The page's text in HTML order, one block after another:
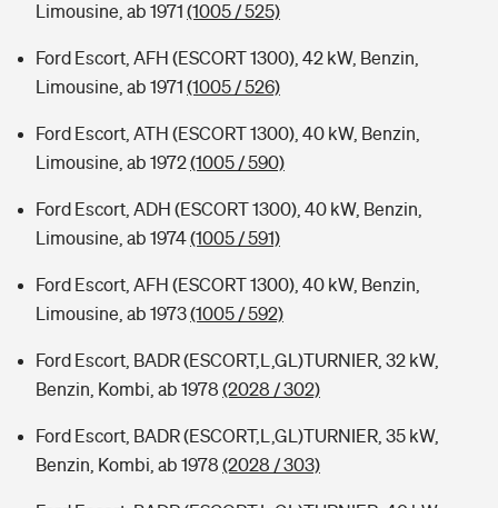
Limousine, ab 1971 (1005 / 525)
Ford Escort, AFH (ESCORT 1300), 42 kW, Benzin,
Limousine, ab 1971 (1005 / 526)
Ford Escort, ATH (ESCORT 1300), 40 kW, Benzin,
Limousine, ab 1972(1005 / 590)
Ford Escort, ADH (ESCORT 1300), 40 kW, Benzin,
Limousine, ab 1974(1005 / 591)
Ford Escort, AFH (ESCORT 1300), 40 kW, Benzin,
Limousine, ab 1973(1005 / 592)
Ford Escort, BADR (ESCORT,L,GL)TURNIER, 32 kW,
Benzin, Kombi, ab 1978 (2028 / 302)
Ford Escort, BADR (ESCORT,L,GL)TURNIER, 35 kW,
Benzin, Kombi, ab 1978 (2028 / 303)